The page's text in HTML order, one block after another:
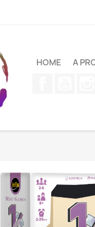
HOME
A